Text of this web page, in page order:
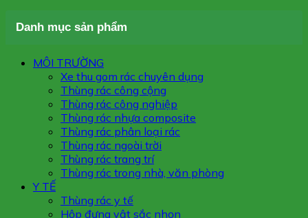
Danh mục sản phẩm
MÔI TRƯỜNG
Xe thu gom rác chuyên dụng
Thùng rác công cộng
Thùng rác công nghiệp
Thùng rác nhựa composite
Thùng rác phân loại rác
Thùng rác ngoài trời
Thùng rác trang trí
Thùng rác trong nhà, văn phòng
Y TẾ
Thùng rác y tế
Hộp đựng vật sắc nhọn